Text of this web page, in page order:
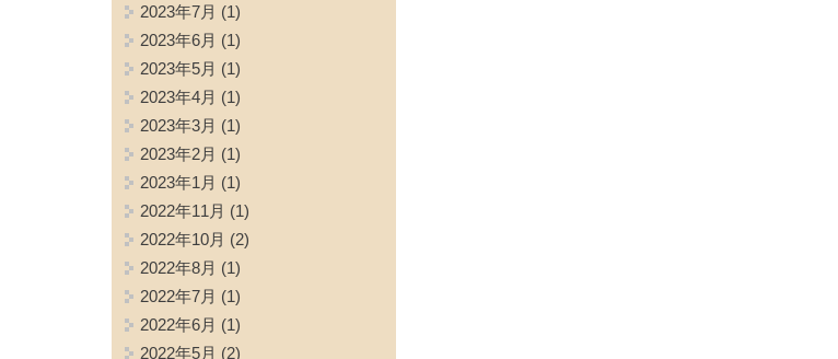
2023年7月 (1)
2023年6月 (1)
2023年5月 (1)
2023年4月 (1)
2023年3月 (1)
2023年2月 (1)
2023年1月 (1)
2022年11月 (1)
2022年10月 (2)
2022年8月 (1)
2022年7月 (1)
2022年6月 (1)
2022年5月 (2)